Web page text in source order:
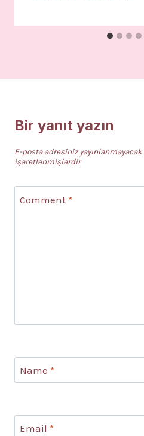
Bir yanıt yazın
E-posta adresiniz yayınlanmayacak.
işaretlenmişlerdir
Comment *
Name *
Email *